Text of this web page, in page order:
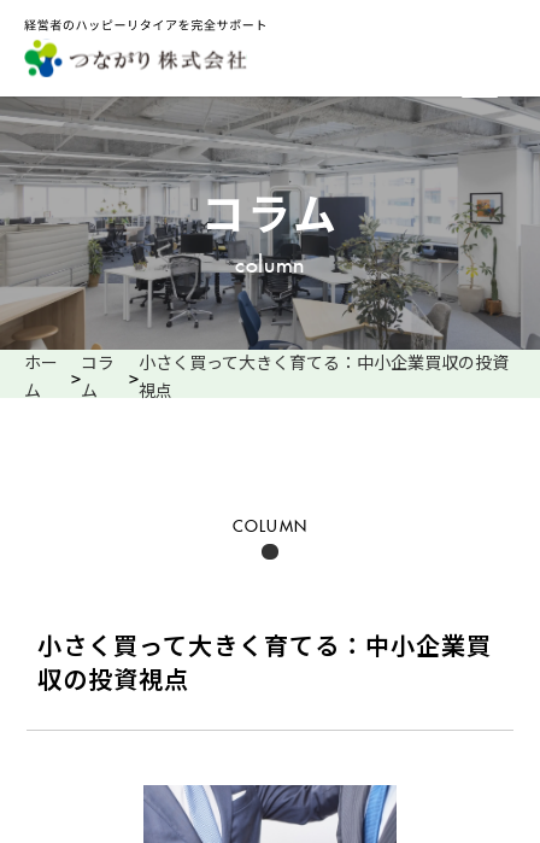
コラム
column
ホー
ム
コラ
ム
小さく買って大きく育てる：中小企業買収の投資
視点
小さく買って大きく育てる：中小企業買
収の投資視点
COLUMN